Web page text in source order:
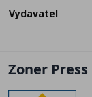
Vydavatel
Zoner Press